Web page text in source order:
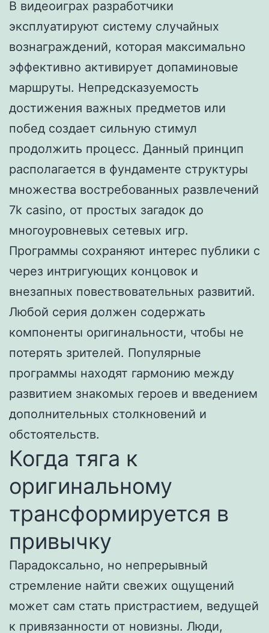
В видеоиграх разработчики
эксплуатируют систему случайных
вознаграждений, которая максимально
эффективно активирует допаминовые
маршруты. Непредсказуемость
достижения важных предметов или
побед создает сильную стимул
продолжить процесс. Данный принцип
располагается в фундаменте структуры
множества востребованных развлечений
7k casino, от простых загадок до
многоуровневых сетевых игр.
Программы сохраняют интерес публики с
через интригующих концовок и
внезапных повествовательных развитий.
Любой серия должен содержать
компоненты оригинальности, чтобы не
потерять зрителей. Популярные
программы находят гармонию между
развитием знакомых героев и введением
дополнительных столкновений и
обстоятельств.
Когда тяга к
оригинальному
трансформируется в
привычку
Парадоксально, но непрерывный
стремление найти свежих ощущений
может сам стать пристрастием, ведущей
к привязанности от новизны. Люди,